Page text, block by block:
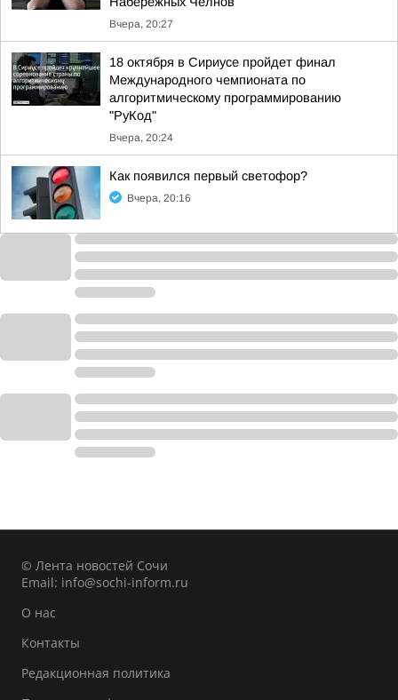
Вчера, 20:27
18 октября в Сириусе пройдет финал
Международного чемпионата по
алгоритмическому программированию
"РуКод"
Вчера, 20:24
Как появился первый светофор?
Вчера, 20:16
© Лента новостей Сочи
Email: info@sochi-inform.ru
О нас
Контакты
Редакционная политика